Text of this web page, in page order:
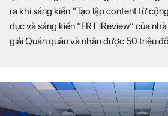
ra khi sáng kiến “Tạo lập content từ
dục và sáng kiến “FRT iReview” của
giải Quán quân và nhận được 50 triệu